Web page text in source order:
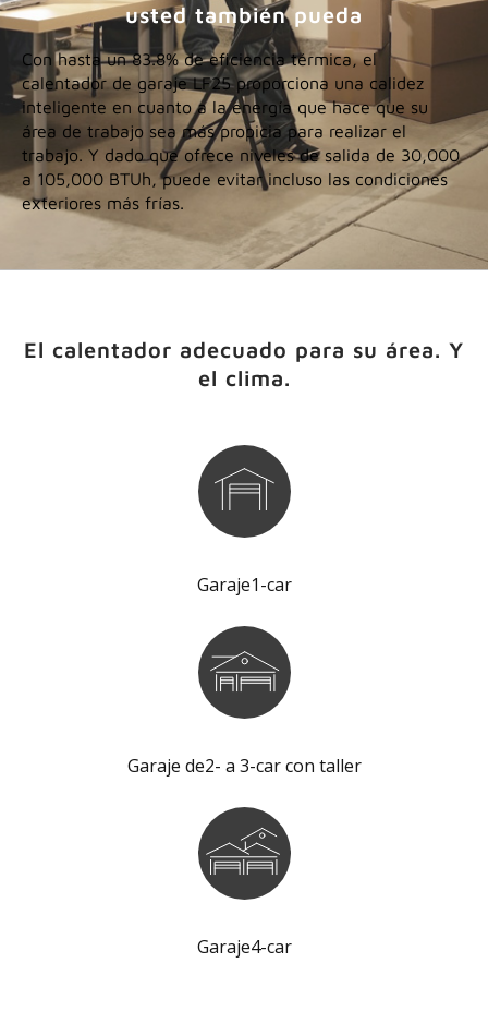
usted también pueda
Con hasta un 83.8% de eficiencia térmica, el
calentador de garaje LF25 proporciona una calidez
inteligente en cuanto a la energía que hace que su
área de trabajo sea más propicia para realizar el
trabajo. Y dado que ofrece niveles de salida de 30,000
a 105,000 BTUh, puede evitar incluso las condiciones
exteriores más frías.
El calentador adecuado para su área. Y
el clima.
Garaje1-car
Garaje de2- a 3-car con taller
Garaje4-car